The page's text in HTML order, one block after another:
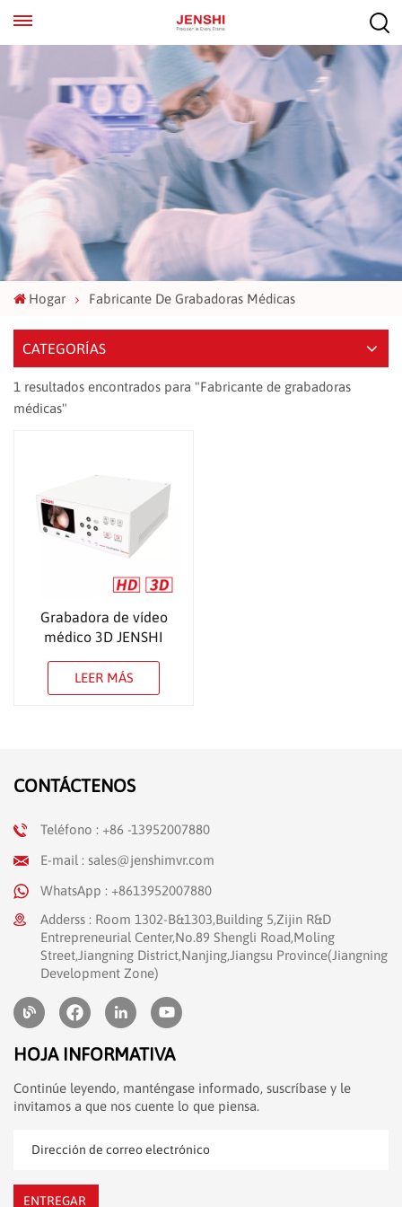
Hogar Fabricante De Grabadoras Médicas
CATEGORÍAS
1 resultados encontrados para "Fabricante de grabadoras
médicas"
Grabadora de vídeo
médico 3D JENSHI
LEER MÁS
CONTÁCTENOS
Teléfono : +86 -13952007880
E-mail : sales@jenshimvr.com
WhatsApp : +8613952007880
Adderss : Room 1302-B&1303,Building 5,Zijin R&D
Entrepreneurial Center,No.89 Shengli Road,Moling
Street,Jiangning District,Nanjing,Jiangsu Province(Jiangning
Development Zone)
HOJA INFORMATIVA
Continúe leyendo, manténgase informado, suscríbase y le
invitamos a que nos cuente lo que piensa.
ENTREGAR